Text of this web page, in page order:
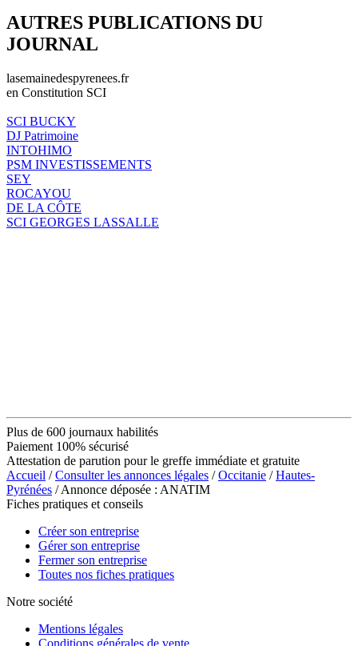
AUTRES PUBLICATIONS DU
JOURNAL
lasemainedespyrenees.fr
en Constitution SCI
SCI BUCKY
DJ Patrimoine
INTOHIMO
PSM INVESTISSEMENTS
SEY
ROCAYOU
DE LA CÔTE
SCI GEORGES LASSALLE
Plus de 600 journaux habilités
Paiement 100% sécurisé
Attestation de parution pour le greffe immédiate et gratuite
Accueil /Consulter les annonces légales /Occitanie /Hautes-
Pyrénées / Annonce déposée : ANATIM
Fiches pratiques et conseils
Créer son entreprise
Gérer son entreprise
Fermer son entreprise
Toutes nos fiches pratiques
Notre société
Mentions légales
Conditions générales de vente